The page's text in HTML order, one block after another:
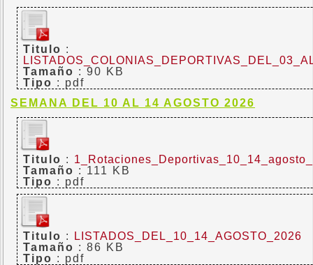
Titulo :
Tamaño : 90 KB
Tipo : pdf
SEMANA DEL 10 AL 14 AGOSTO 2026
Titulo :
Tamaño : 111 KB
Tipo : pdf
Titulo :
LISTADOS_DEL_10_14_AGOSTO_2026
Tamaño : 86 KB
Tipo : pdf